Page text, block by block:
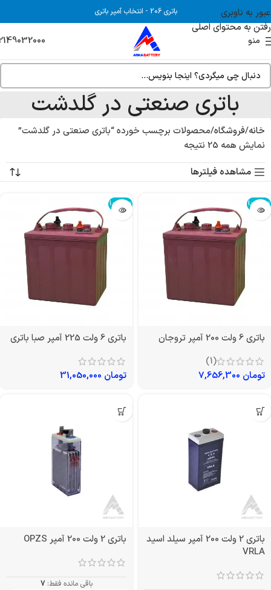
عبور به ناوبری
رفتن به محتوای اصلی
باتری 206 - انتخاب آمپر باتری
منو
باتری صنعتی در گلدشت
خانه فروشگاه محصولات برچسب خورده “باتری صنعتی در گلدشت”
نمایش همه 25 نتیجه
مشاهده فیلترها
تمام شد!
باتری 6 ولت 200 آمپر تروجان
(1)
تومان
تمام شد!
باتری 6 ولت 225 آمپر صبا باتری
تومان
باتری 2 ولت 200 آمپر سیلد اسید
VRLA
باتری 2 ولت 200 آمپر OPZS
باقی مانده فقط: 7